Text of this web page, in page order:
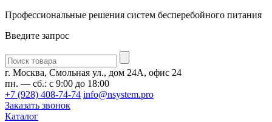
Профессиональные решения систем бесперебойного питания
Введите запрос
Введите
запрос
г. Москва, Смольная ул., дом 24А, офис 24
пн. — сб.: с 9:00 до 18:00
+7 (928) 408-74-74 info@nsystem.pro
Заказать звонок
Каталог